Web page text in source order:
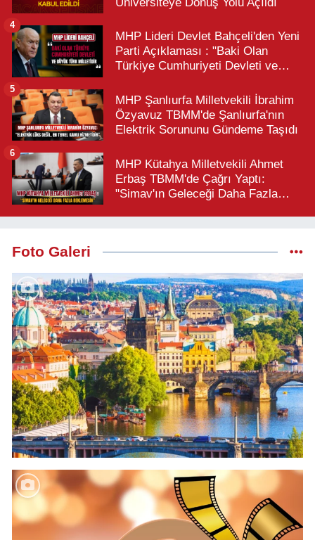
MHP Lideri Devlet Bahçeli'den Yeni
Parti Açıklaması : "Baki Olan
Türkiye Cumhuriyeti Devleti ve
4
MHP Şanlıurfa Milletvekili İbrahim
Özyavuz TBMM'de Şanlıurfa'nın
Elektrik Sorununu Gündeme Taşıdı
5
MHP Kütahya Milletvekili Ahmet
Erbaş TBMM'de Çağrı Yaptı:
"Simav'ın Geleceği Daha Fazla
6
Foto Galeri